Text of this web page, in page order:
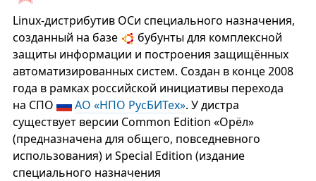
Linux-дистрибутив ОСи специального назначения,
созданный на базе
бубунты для комплексной
защиты информации и построения защищённых
автоматизированных систем. Cоздан в конце 2008
года в рамках российской инициативы перехода
на СПО
АО «НПО РусБИТех». У дистра
существует версии Common Edition «Орёл»
(предназначена для общего, повседневного
использования) и Special Edition (издание
специального назначения